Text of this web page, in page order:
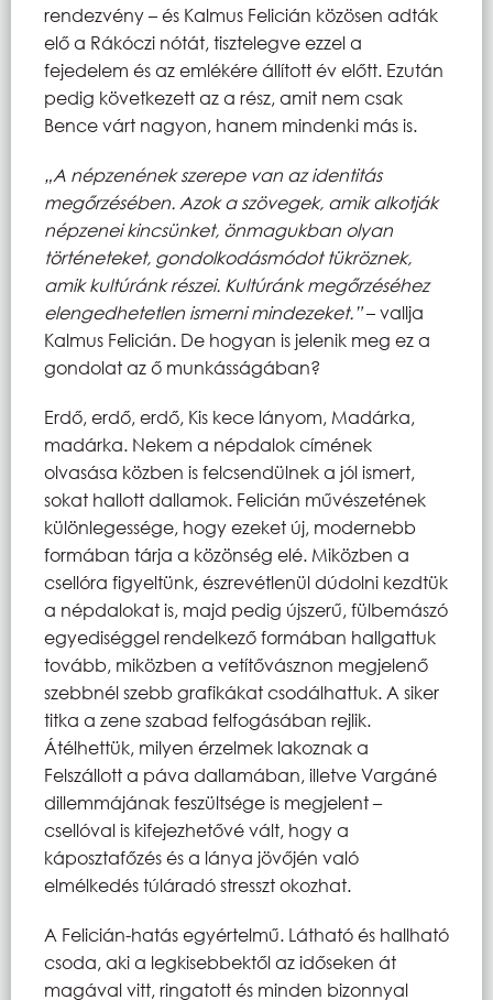
rendezvény – és Kalmus Felicián közösen adták
elő a Rákóczi nótát, tisztelegve ezzel a
fejedelem és az emlékére állított év előtt. Ezután
pedig következett az a rész, amit nem csak
Bence várt nagyon, hanem mindenki más is.
„A népzenének szerepe van az identitás
megőrzésében. Azok a szövegek, amik alkotják
népzenei kincsünket, önmagukban olyan
történeteket, gondolkodásmódot tükröznek,
amik kultúránk részei. Kultúránk megőrzéséhez
elengedhetetlen ismerni mindezeket.”– vallja
Kalmus Felicián. De hogyan is jelenik meg ez a
gondolat az ő munkásságában?
Erdő, erdő, erdő, Kis kece lányom, Madárka,
madárka. Nekem a népdalok címének
olvasása közben is felcsendülnek a jól ismert,
sokat hallott dallamok. Felicián művészetének
különlegessége, hogy ezeket új, modernebb
formában tárja a közönség elé. Miközben a
csellóra figyeltünk, észrevétlenül dúdolni kezdtük
a népdalokat is, majd pedig újszerű, fülbemászó
egyediséggel rendelkező formában hallgattuk
tovább, miközben a vetítővásznon megjelenő
szebbnél szebb grafikákat csodálhattuk. A siker
titka a zene szabad felfogásában rejlik.
Átélhettük, milyen érzelmek lakoznak a
Felszállott a páva dallamában, illetve Vargáné
dillemmájának feszültsége is megjelent –
csellóval is kifejezhetővé vált, hogy a
káposztafőzés és a lánya jövőjén való
elmélkedés túláradó stresszt okozhat.
A Felicián-hatás egyértelmű. Látható és hallható
csoda, aki a legkisebbektől az időseken át
magával vitt, ringatott és minden bizonnyal